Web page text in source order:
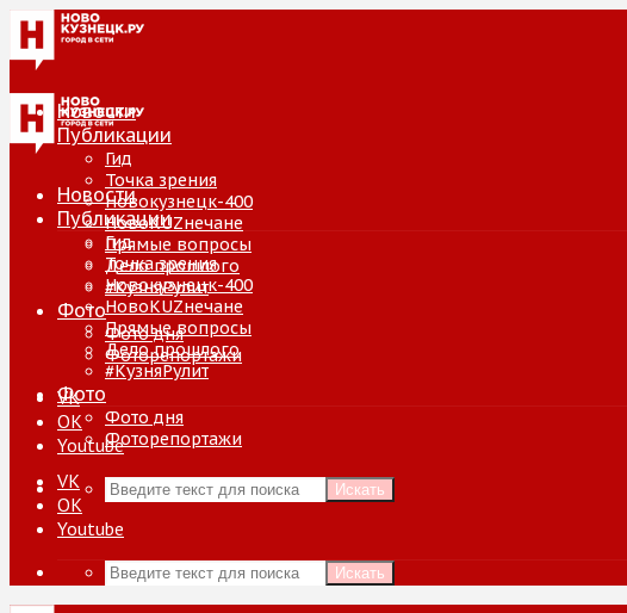
Новости
Публикации
Гид
Точка зрения
Новокузнецк-400
НовоKUZнечане
Прямые вопросы
Дело прошлого
#КузняРулит
Фото
Фото дня
Фоторепортажи
VK
ОК
Youtube
Искать
Новости
Публикации
Гид
Точка зрения
Новокузнецк-400
НовоKUZнечане
Прямые вопросы
Дело прошлого
#КузняРулит
Фото
Фото дня
Фоторепортажи
VK
ОК
Youtube
Искать